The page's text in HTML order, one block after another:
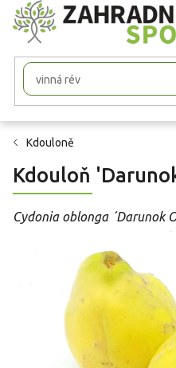
Přejít
na
obsah
Kdouloně
Kdouloň
Cydonia oblonga ´Darunok